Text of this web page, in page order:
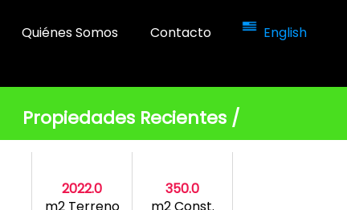
Quiénes Somos Contacto English
Propiedades Recientes /
2022.0
350.0